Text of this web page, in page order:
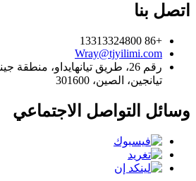
اتصل بنا
+86 13313324800
Wray@tjyilimi.com
رقم 26، طريق تيانهايداو، منطقة
تيانجين، الصين، 301600
وسائل التواصل الاجتماعي